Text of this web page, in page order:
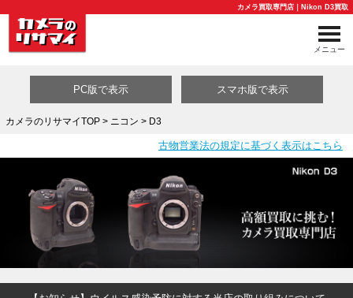
カメラ買取専門店｜Nikon D3買取
メニュー
買取カテゴリ一覧
PC版で表示 スマホ版で表示
カメラのリサマイTOP> ニコン > D3
古物営業法の規定に基づく表示はこちら